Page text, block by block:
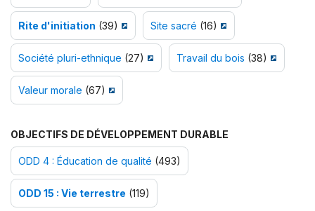
Rite d'initiation (39) Site sacré (16)
Société pluri-ethnique (27) Travail du bois (38)
Valeur morale (67)
OBJECTIFS DE DÉVELOPPEMENT DURABLE
ODD 4 : Éducation de qualité (493)
ODD 15 : Vie terrestre (119)